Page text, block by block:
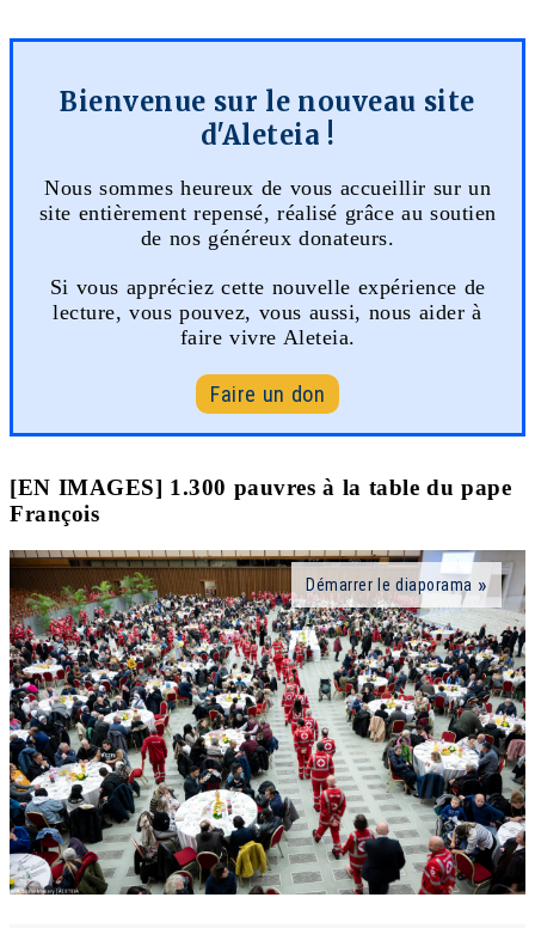
Bienvenue sur le nouveau site
d'Aleteia !
Nous sommes heureux de vous accueillir sur un
site entièrement repensé, réalisé grâce au soutien
de nos généreux donateurs.
Si vous appréciez cette nouvelle expérience de
lecture, vous pouvez, vous aussi, nous aider à
faire vivre Aleteia.
Faire un don
[EN IMAGES] 1.300 pauvres à la table du pape
François
Démarrer le diaporama